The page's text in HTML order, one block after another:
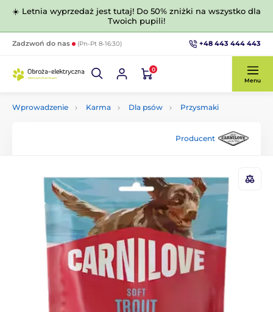
☀️ Letnia wyprzedaż jest tutaj! Do 50% zniżki na wszystko dla
Twoich pupili!
Zadzwoń do nas (Pn-Pt 8-16:30) +48 443 444 443
0
Menu
Wprowadzenie Karma Dla psów Przysmaki
Producent